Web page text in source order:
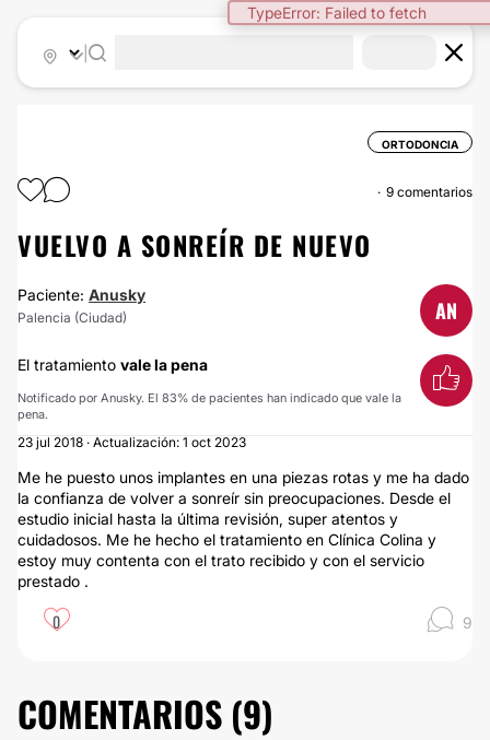
TypeError: Failed to fetch
ORTODONCIA
9 comentarios
VUELVO A SONREÍR DE NUEVO
Paciente: Anusky
Palencia (Ciudad) AN
El tratamiento vale la pena
Notificado por Anusky. El 83% de pacientes han indicado que vale la
pena.
23 jul 2018 · Actualización: 1 oct 2023
Me he puesto unos implantes en una piezas rotas y me ha dado
la confianza de volver a sonreír sin preocupaciones. Desde el
estudio inicial hasta la última revisión, super atentos y
cuidadosos. Me he hecho el tratamiento en Clínica Colina y
estoy muy contenta con el trato recibido y con el servicio
prestado .
0 9
COMENTARIOS (9)